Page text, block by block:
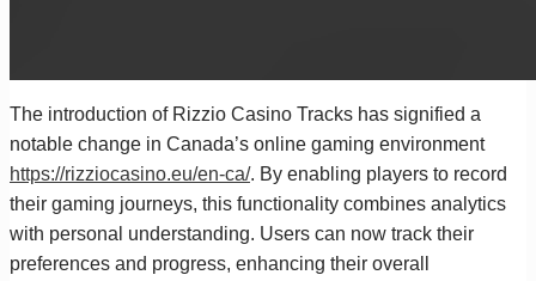
The introduction of Rizzio Casino Tracks has signified a
notable change in Canada’s online gaming environment
https://rizziocasino.eu/en-ca/. By enabling players to record
their gaming journeys, this functionality combines analytics
with personal understanding. Users can now track their
preferences and progress, enhancing their overall